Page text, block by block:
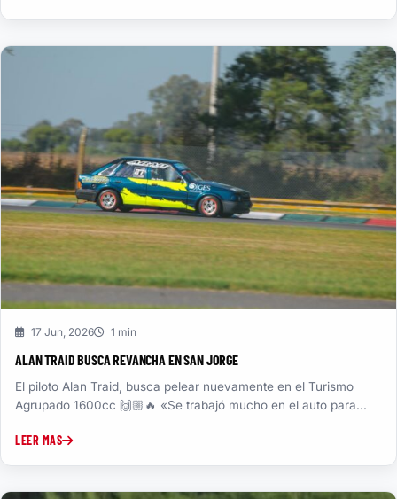
17 Jun, 2026 1 min
ALAN TRAID BUSCA REVANCHA EN SAN JORGE
El piloto Alan Traid, busca pelear nuevamente en el Turismo
Agrupado 1600cc 🙌🏼🔥 «Se trabajó mucho en el auto para...
LEER MAS